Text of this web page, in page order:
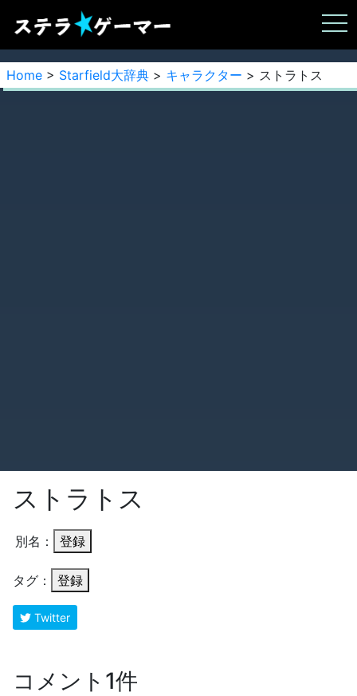
Home > Starfield大辞典 > キャラクター > ストラトス
ストラトス
別名： 登録
タグ： 登録
Twitter
コメント1件